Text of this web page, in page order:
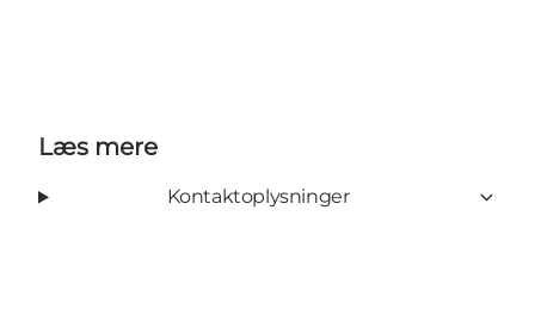
Læs mere
Kontaktoplysninger